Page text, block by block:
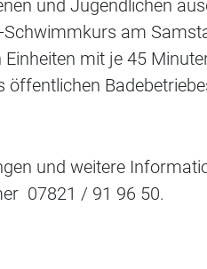
und Jugendlichen
Schwimmkurs am
mit je 45
öffentlichen
und weitere
07821 / 91 96 50.